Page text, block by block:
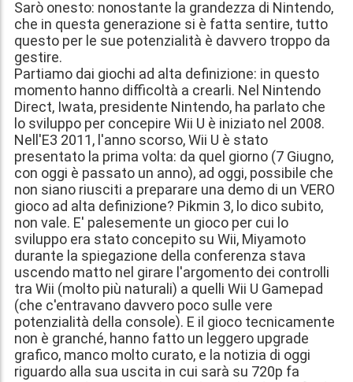
Sarò onesto: nonostante la grandezza di Nintendo,
che in questa generazione si è fatta sentire, tutto
questo per le sue potenzialità è davvero troppo da
gestire.
Partiamo dai giochi ad alta definizione: in questo
momento hanno difficoltà a crearli. Nel Nintendo
Direct, Iwata, presidente Nintendo, ha parlato che
lo sviluppo per concepire Wii U è iniziato nel 2008.
Nell'E3 2011, l'anno scorso, Wii U è stato
presentato la prima volta: da quel giorno (7 Giugno,
con oggi è passato un anno), ad oggi, possibile che
non siano riusciti a preparare una demo di un VERO
gioco ad alta definizione? Pikmin 3, lo dico subito,
non vale. E' palesemente un gioco per cui lo
sviluppo era stato concepito su Wii, Miyamoto
durante la spiegazione della conferenza stava
uscendo matto nel girare l'argomento dei controlli
tra Wii (molto più naturali) a quelli Wii U Gamepad
(che c'entravano davvero poco sulle vere
potenzialità della console). E il gioco tecnicamente
non è granché, hanno fatto un leggero upgrade
grafico, manco molto curato, e la notizia di oggi
riguardo alla sua uscita in cui sarà su 720p fa